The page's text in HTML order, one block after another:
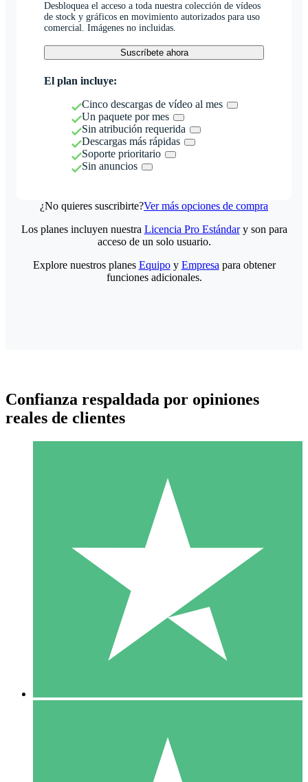
Desbloquea el acceso a toda nuestra colección de vídeos
de stock y gráficos en movimiento autorizados para uso
comercial. Imágenes no incluidas.
Suscríbete ahora
El plan incluye:
Cinco descargas de vídeo al mes
Un paquete por mes
Sin atribución requerida
Descargas más rápidas
Soporte prioritario
Sin anuncios
¿No quieres suscribirte?Ver más opciones de compra
Paquetes de Créditos Individuales
Paga según el uso con créditos de descarga. Sin compromiso
10 00
10 Descargas
20 00
Los planes incluyen nuestra Licencia Pro Estándary son para
acceso de un solo usuario.
Explore nuestros planes Equipoy Empresa para obtener
funciones adicionales.
Confianza respaldada por opiniones
reales de clientes